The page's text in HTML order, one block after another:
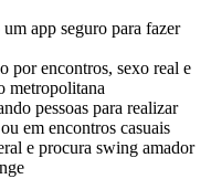
app seguro para fazer
por encontros, sexo real e
metropolitana
pessoas para realizar
em encontros casuais
e procura swing amador